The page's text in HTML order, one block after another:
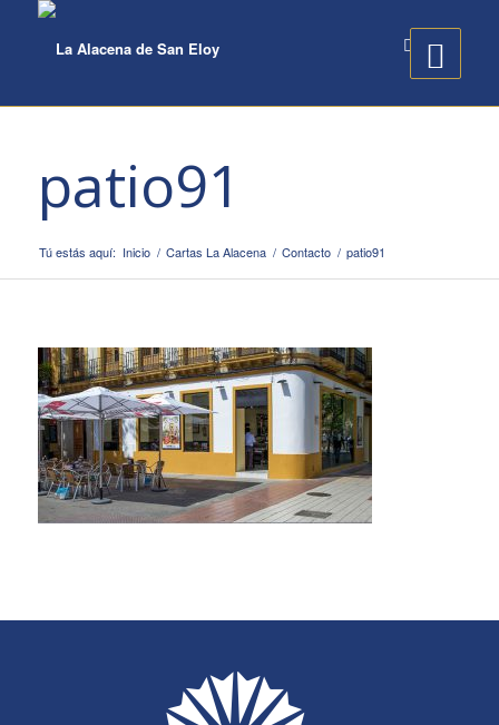
patio91
Tú estás aquí: Inicio / Cartas La Alacena / Contacto / patio91